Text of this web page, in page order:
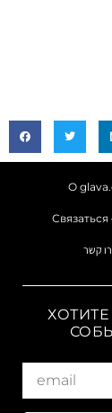
О
קשר